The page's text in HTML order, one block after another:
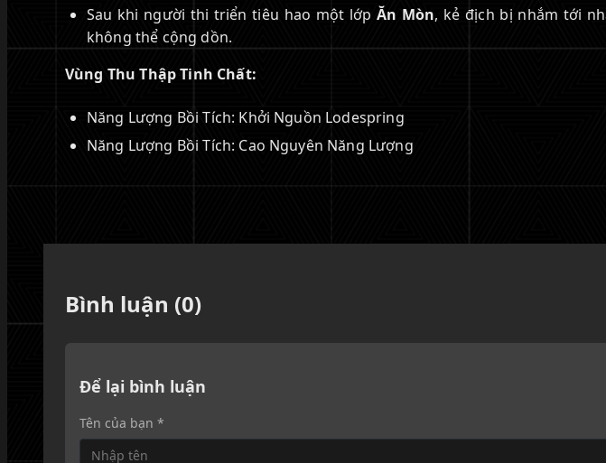
Sau khi người thi triển tiêu hao một lớp Ăn Mòn, kẻ địch bị nhắm tới
không thể cộng dồn.
Vùng Thu Thập Tinh Chất:
Năng Lượng Bồi Tích: Khởi Nguồn Lodespring
Năng Lượng Bồi Tích: Cao Nguyên Năng Lượng
Bình luận (0)
Để lại bình luận
Tên của bạn *